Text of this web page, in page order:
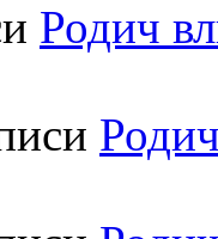
Родич